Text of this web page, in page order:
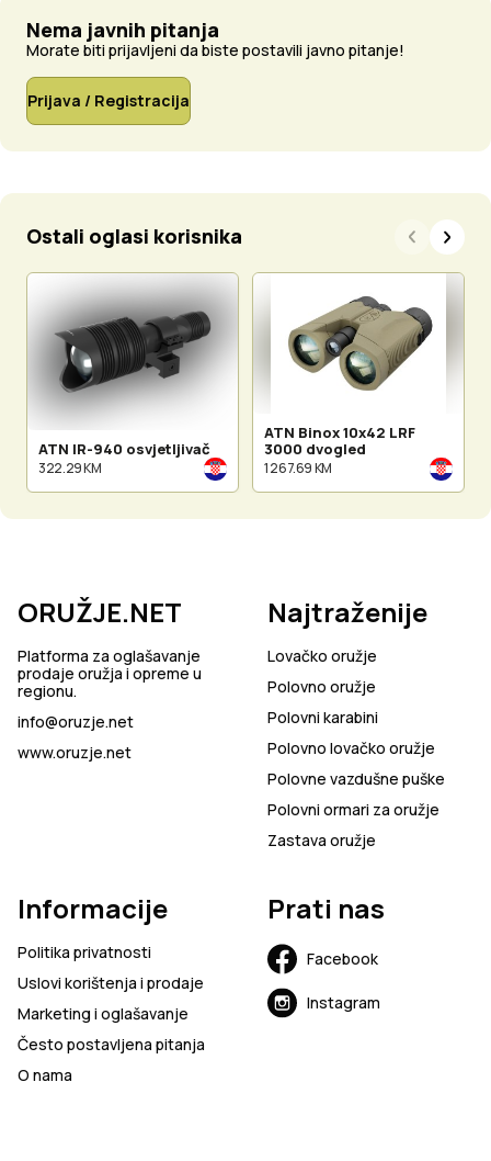
Nema javnih pitanja
Morate biti prijavljeni da biste postavili javno pitanje!
Prijava / Registracija
Ostali oglasi korisnika
ATN IR-940 osvjetljivač
322.29 KM
ATN Binox 10x42 LRF
3000 dvogled
1 267.69 KM
ORUŽJE.NET
Platforma za oglašavanje
prodaje oružja i opreme u
regionu.
info@oruzje.net
www.oruzje.net
Najtraženije
Lovačko oružje
Polovno oružje
Polovni karabini
Polovno lovačko oružje
Polovne vazdušne puške
Polovni ormari za oružje
Zastava oružje
Informacije
Politika privatnosti
Uslovi korištenja i prodaje
Marketing i oglašavanje
Često postavljena pitanja
O nama
Prati nas
Facebook
Instagram